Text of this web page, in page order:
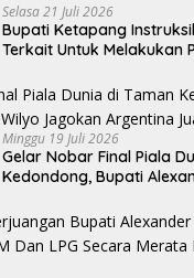
Selasa 21 Juli 2026
Bupati Ketapang
Terkait Untuk Melakukan
Subsidi
Minggu 19 Juli 2026
Gelar Nobar Final Piala
Kedondong, Bupati